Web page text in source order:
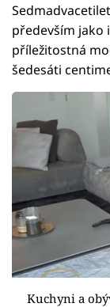
především jako
příležitostná
šedesáti
Kuchyni a